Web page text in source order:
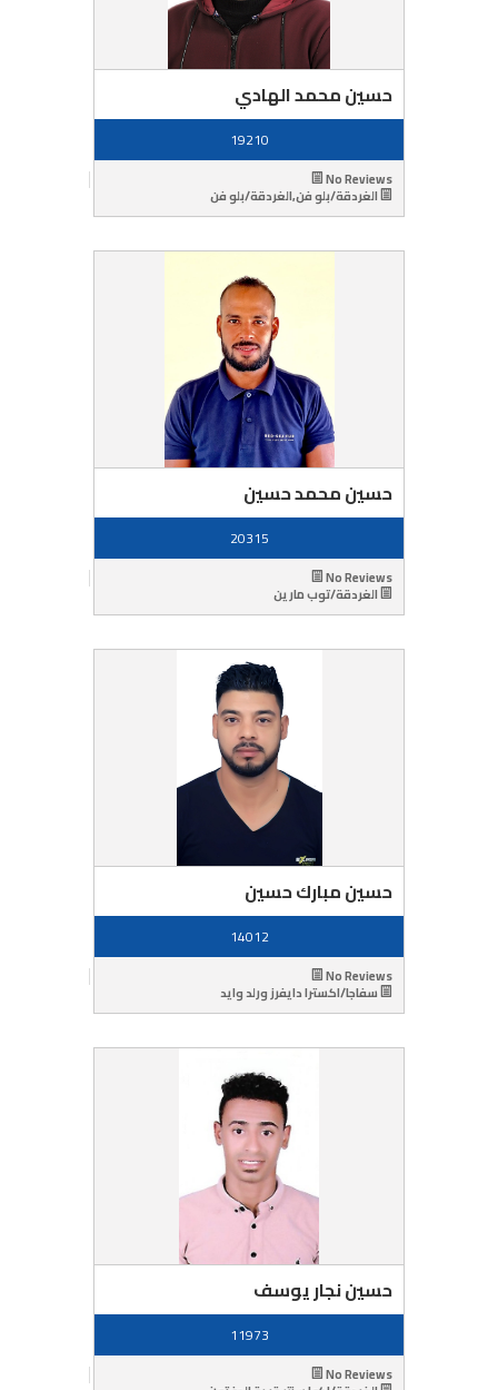
حسين محمد الهادي
19210
No Reviews
الغردقة/بلو فن,الغردقة/بلو فن
حسين محمد حسين
20315
No Reviews
الغردقة/توب مارين
حسين مبارك حسين
14012
No Reviews
سفاجا/اكسترا دايفرز ورلد وايد
حسين نجار يوسف
11973
No Reviews